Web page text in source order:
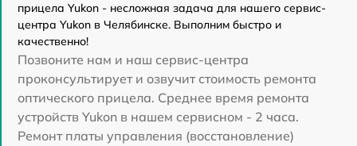
прицела Yukon - несложная задача для нашего сервис-
центра Yukon в Челябинске. Выполним быстро и
качественно!
Позвоните нам и наш сервис-центра
проконсультирует и озвучит стоимость ремонта
оптического прицела. Среднее время ремонта
устройств Yukon в нашем сервисном - 2 часа.
Ремонт платы управления (восстановление)